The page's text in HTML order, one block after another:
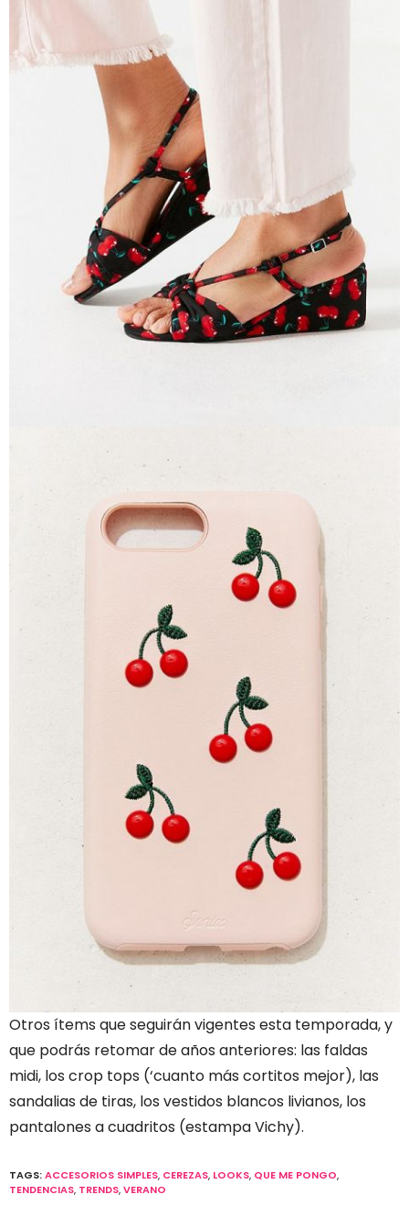
Otros ítems que seguirán vigentes esta temporada, y
que podrás retomar de años anteriores: las faldas
midi, los crop tops (‘cuanto más cortitos mejor), las
sandalias de tiras, los vestidos blancos livianos, los
pantalones a cuadritos (estampa Vichy).
TAGS:ACCESORIOS SIMPLES, CEREZAS, LOOKS, QUE ME PONGO,
TENDENCIAS, TRENDS,VERANO